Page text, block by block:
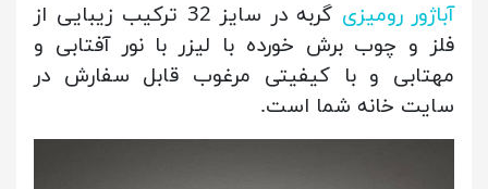
آباژور رومیزی
گربه در سایز 32 ترکیب زیبایی از
فلز و چوب برش خورده با لیزر با نور آفتابی و
مهتابی و با کیفیتی مرغوب قابل سفارش در
سایت خانه شما است.